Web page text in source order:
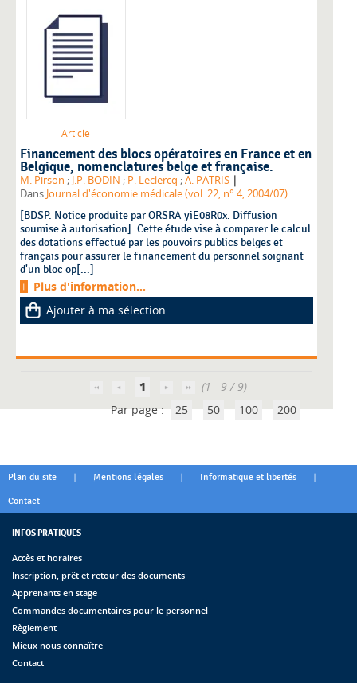
Article
Financement des blocs opératoires en France et en
Belgique, nomenclatures belge et française.
M. Pirson ; J.P. BODIN ; P. Leclercq ;A. PATRIS |
Dans Journal d'économie médicale (vol. 22, n° 4, 2004/07)
[BDSP. Notice produite par ORSRA yiE08R0x. Diffusion
soumise à autorisation]. Cette étude vise à comparer le calcul
des dotations effectué par les pouvoirs publics belges et
français pour assurer le financement du personnel soignant
d'un bloc op[...]
Plus d'information...
Ajouter à ma sélection
1
(1 - 9 / 9)
Par page : 25 50 100 200
Plan du site | Mentions légales | Informatique et libertés |
Contact
INFOS PRATIQUES
Accès et horaires
Inscription, prêt et retour des documents
Apprenants en stage
Commandes documentaires pour le personnel
Règlement
Mieux nous connaître
Contact